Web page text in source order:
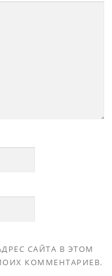
САЙТА В ЭТОМ
КОММЕНТАРИЕВ.